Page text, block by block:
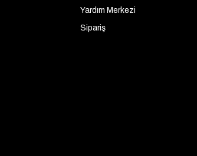
Yardım Merkezi
Sipariş